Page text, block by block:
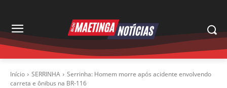
Início SERRINHA
Serrinha: Homem morre após acidente envolvendo
carreta e ônibus na BR-116